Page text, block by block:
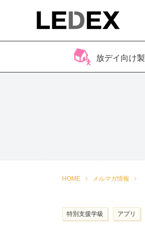
放デイ向け
トKIDS
HOME メルマガ情報
特別支援学級 アプリ